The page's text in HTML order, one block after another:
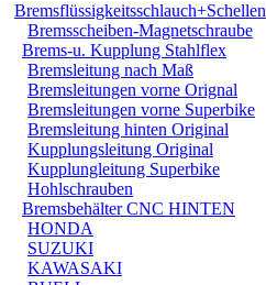
Bremsflüssigkeitsschlauch+Schellen
Bremsscheiben-Magnetschraube
Brems-u. Kupplung Stahlflex
Bremsleitung nach Maß
Bremsleitungen vorne Orignal
Bremsleitungen vorne Superbike
Bremsleitung hinten Original
Kupplungsleitung Original
Kupplungleitung Superbike
Hohlschrauben
Bremsbehälter CNC HINTEN
HONDA
SUZUKI
KAWASAKI